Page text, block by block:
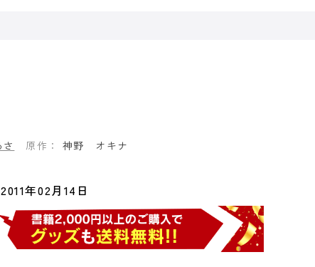
原作： 神野 オキナ
2011年02月14日